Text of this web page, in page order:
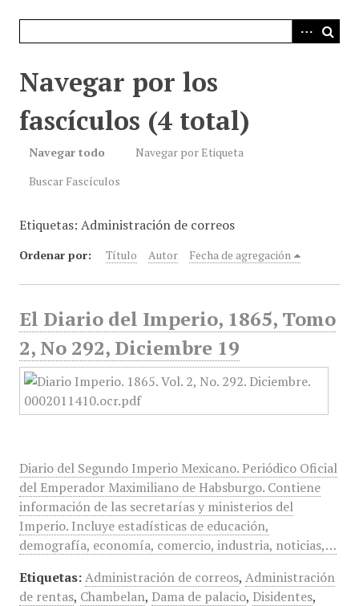
Navegar por los
fascículos (4 total)
Navegar todo
Navegar por Etiqueta
Buscar Fascículos
Etiquetas: Administración de correos
Ordenar por: Título Autor Fecha de agregación
El Diario del Imperio, 1865, Tomo
2, No 292, Diciembre 19
Diario del Segundo Imperio Mexicano. Periódico Oficial
del Emperador Maximiliano de Habsburgo. Contiene
información de las secretarías y ministerios del
Imperio. Incluye estadísticas de educación,
demografía, economía, comercio, industria, noticias,…
Etiquetas: Administración de correos, Administración
de rentas, Chambelan, Dama de palacio, Disidentes,